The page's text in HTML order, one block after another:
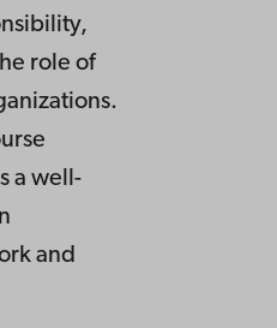
role of
a well-
and